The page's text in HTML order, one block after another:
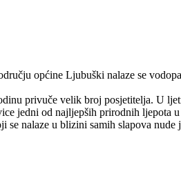
općine Ljubuški nalaze se
privuče velik broj posjetitelja. U
jedni od najljepših prirodnih ljepota
se nalaze u blizini samih slapova